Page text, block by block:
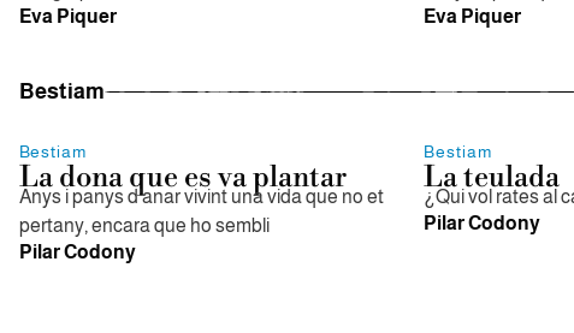
Eva Piquer
Eva Piquer
Bestiam
Bestiam
La dona que es va plantar
Anys i panys d'anar vivint una vida que no et
pertany, encara que ho sembli
Pilar Codony
Bestiam
La teulada
¿Qui vol rates al
Pilar Codony